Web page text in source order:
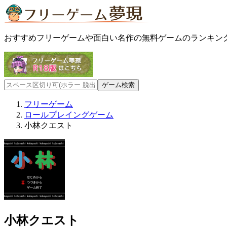
おすすめフリーゲームや面白い名作の無料ゲームのランキン
フリーゲーム
ロールプレイングゲーム
小林クエスト
小林クエスト